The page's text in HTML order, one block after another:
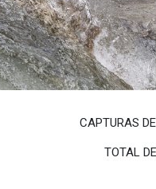
CAPTURAS
RÍO ESTA